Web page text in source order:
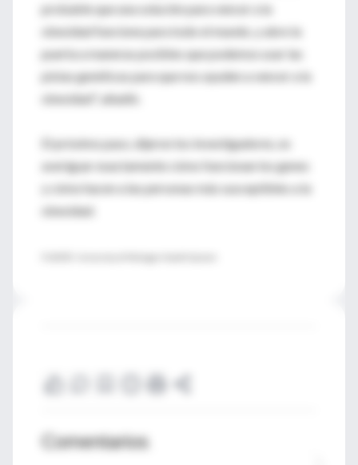
probable que una solución para vencer a la
obesidad funcione para todo el mundo, y abre la
puerta a maneras posibles que podemos usar las
pistas genéticas para que nos ayuden a vencer a la
obesidad", añadió.
El próximo paso, dijeron los investigadores, es
averiguar exactamente cómo funcionan los genes
y cómo hacen a las personas más susceptibles a la
obesidad.
Comentarios